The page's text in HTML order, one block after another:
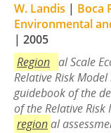
W. Landis | Boca
Environmental
| 2005
Region al Scale
Relative Risk
guidebook of the
of the Relative
regional